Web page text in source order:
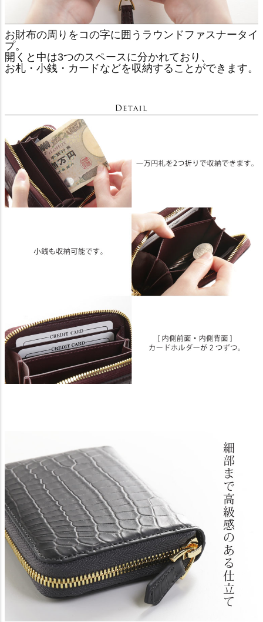
お財布の周りをコの字に囲うラウンドファスナータイ
プ。
開くと中は3つのスペースに分かれており、
お札・小銭・カードなどを収納することができます。